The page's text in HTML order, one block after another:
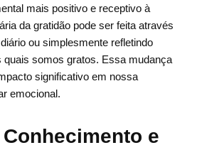
mais positivo e receptivo à
da gratidão pode ser feita através
ou simplesmente refletindo
quais somos gratos. Essa mudança
significativo em nossa
emocional.
e